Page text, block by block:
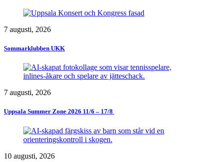
7 augusti, 2026
Sommarklubben UKK
7 augusti, 2026
Uppsala Summer Zone 2026 11/6 – 17/8 ​
10 augusti, 2026